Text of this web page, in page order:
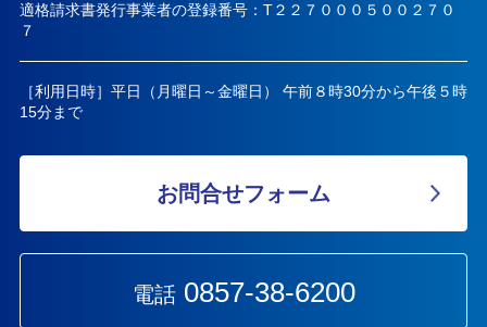
適格請求書発行事業者の登録番号：T２２７０００５００２７０
７
［利用日時］平日（月曜日～金曜日） 午前８時30分から午後５時
15分まで
お問合せフォーム
電話0857-38-6200